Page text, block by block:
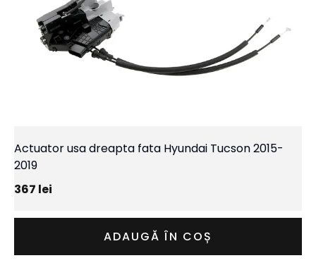
Actuator usa dreapta fata Hyundai Tucson 2015-
2019
367 lei
ADAUGĂ ÎN COȘ